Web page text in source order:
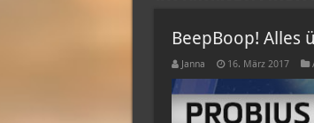
BeepBoop! Alles
Janna 16. März 2017